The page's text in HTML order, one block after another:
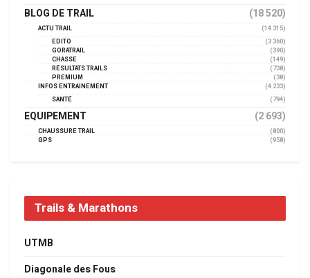
BLOG DE TRAIL (18 520)
ACTU TRAIL
(14 315)
EDITO
(3 360)
GORATRAIL
(390)
CHASSE
(149)
RÉSULTATS TRAILS
(738)
PREMIUM
(38)
INFOS ENTRAINEMENT
(4 233)
SANTÉ
(794)
EQUIPEMENT (2 693)
CHAUSSURE TRAIL
(800)
GPS
(958)
Trails & Marathons
UTMB
Diagonale des Fous